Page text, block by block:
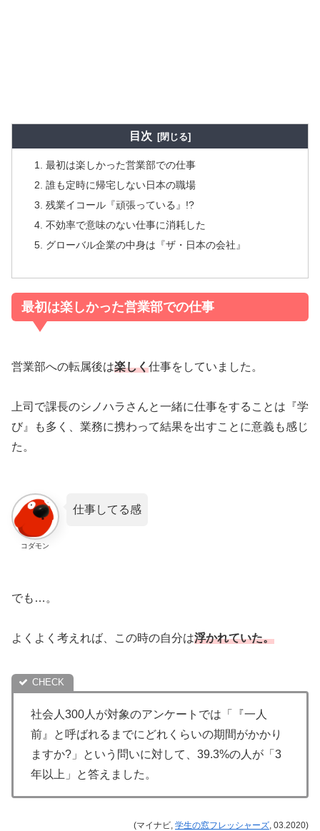
目次
最初は楽しかった営業部での仕事
誰も定時に帰宅しない日本の職場
残業イコール『頑張っている』!?
不効率で意味のない仕事に消耗した
グローバル企業の中身は『ザ・日本の会社』
最初は楽しかった営業部での仕事
営業部への転属後は楽しく仕事をしていました。
上司で課長のシノハラさんと一緒に仕事をすることは『学
び』も多く、業務に携わって結果を出すことに意義も感じ
た。
コダモン
仕事してる感
でも…。
よくよく考えれば、この時の自分は浮かれていた。
社会人300人が対象のアンケートでは「『一人
前』と呼ばれるまでにどれくらいの期間がかかり
ますか?」という問いに対して、39.3%の人が「3
年以上」と答えました。
(マイナビ, 学生の窓フレッシャーズ , 03.2020)